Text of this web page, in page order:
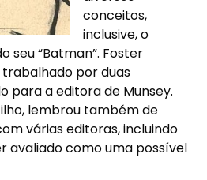
conceitos,
inclusive, o
seu “Batman”. Foster
por duas
para a editora de Munsey.
lembrou também de
várias editoras, incluindo
avaliado como uma possível